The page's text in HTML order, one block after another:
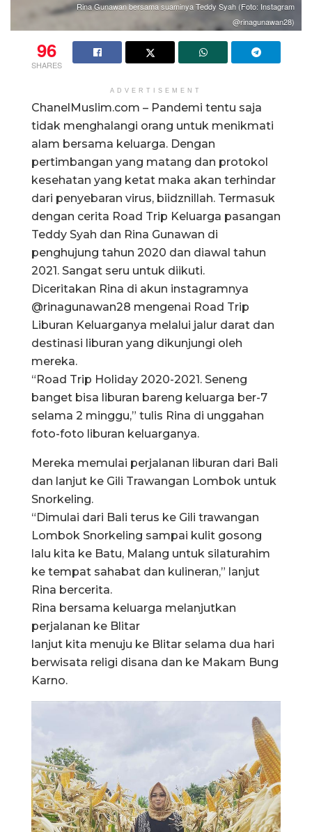
Rina Gunawan bersama suaminya Teddy Syah (Foto: Instagram
@rinagunawan28)
96
SHARES
ADVERTISEMENT
ChanelMuslim.com – Pandemi tentu saja
tidak menghalangi orang untuk menikmati
alam bersama keluarga. Dengan
pertimbangan yang matang dan protokol
kesehatan yang ketat maka akan terhindar
dari penyebaran virus, biidznillah. Termasuk
dengan cerita Road Trip Keluarga pasangan
Teddy Syah dan Rina Gunawan di
penghujung tahun 2020 dan diawal tahun
2021. Sangat seru untuk diikuti.
Diceritakan Rina di akun instagramnya
@rinagunawan28 mengenai Road Trip
Liburan Keluarganya melalui jalur darat dan
destinasi liburan yang dikunjungi oleh
mereka.
“Road Trip Holiday 2020-2021. Seneng
banget bisa liburan bareng keluarga ber-7
selama 2 minggu,” tulis Rina di unggahan
foto-foto liburan keluarganya.
Mereka memulai perjalanan liburan dari Bali
dan lanjut ke Gili Trawangan Lombok untuk
Snorkeling.
“Dimulai dari Bali terus ke Gili trawangan
Lombok Snorkeling sampai kulit gosong
lalu kita ke Batu, Malang untuk silaturahim
ke tempat sahabat dan kulineran,” lanjut
Rina bercerita.
Rina bersama keluarga melanjutkan
perjalanan ke Blitar
lanjut kita menuju ke Blitar selama dua hari
berwisata religi disana dan ke Makam Bung
Karno.